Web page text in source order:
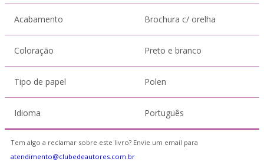
Acabamento Brochura c/ orelha
Coloração Preto e branco
Tipo de papel Polen
Idioma Português
Tem algo a reclamar sobre este livro? Envie um email para
atendimento@clubedeautores.com.br